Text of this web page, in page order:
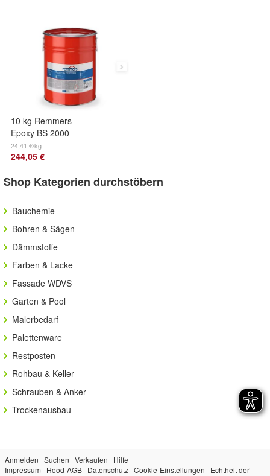
10 kg Remmers
Epoxy BS 2000
NEW pigmentierte
Grundierung
24,41 €/kg
244,05 €
Shop Kategorien durchstöbern
Bauchemie
Bohren & Sägen
Dämmstoffe
Farben & Lacke
Fassade WDVS
Garten & Pool
Malerbedarf
Palettenware
Restposten
Rohbau & Keller
Schrauben & Anker
Trockenausbau
Anmelden Suchen Verkaufen
Hilfe
Impressum
Hood-AGB Datenschutz Cookie-Einstellungen
Echtheit der